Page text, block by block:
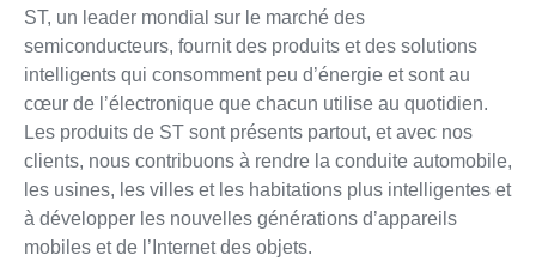
ST, un leader mondial sur le marché des
semiconducteurs, fournit des produits et des solutions
intelligents qui consomment peu d’énergie et sont au
cœur de l’électronique que chacun utilise au quotidien.
Les produits de ST sont présents partout, et avec nos
clients, nous contribuons à rendre la conduite automobile,
les usines, les villes et les habitations plus intelligentes et
à développer les nouvelles générations d’appareils
mobiles et de l’Internet des objets.